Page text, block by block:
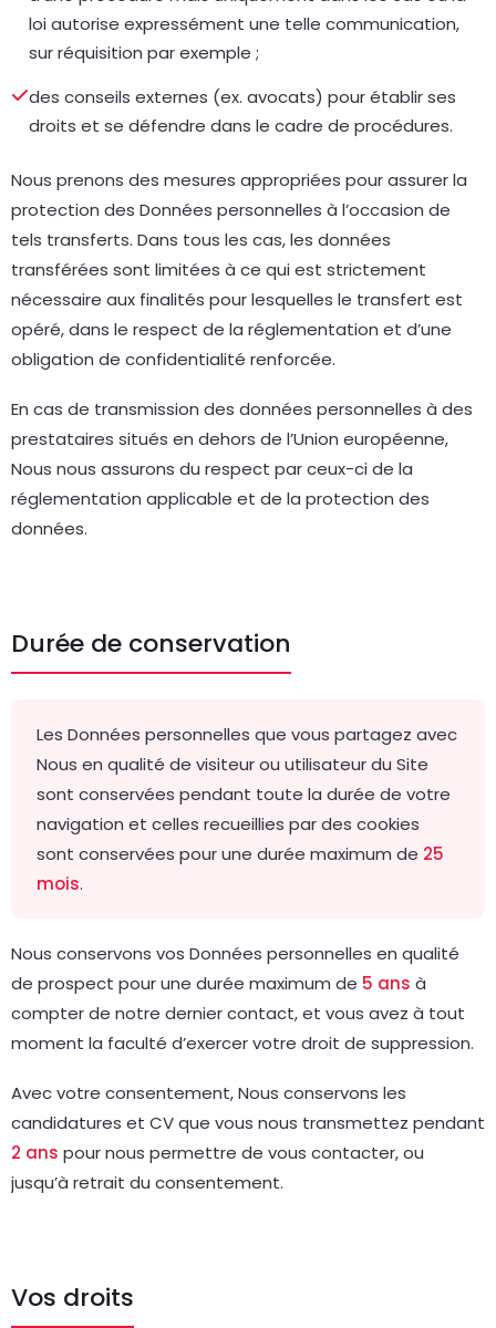
loi autorise expressément une telle communication,
sur réquisition par exemple ;
des conseils externes (ex. avocats) pour établir ses
droits et se défendre dans le cadre de procédures.
Nous prenons des mesures appropriées pour assurer la
protection des Données personnelles à l’occasion de
tels transferts. Dans tous les cas, les données
transférées sont limitées à ce qui est strictement
nécessaire aux finalités pour lesquelles le transfert est
opéré, dans le respect de la réglementation et d’une
obligation de confidentialité renforcée.
En cas de transmission des données personnelles à des
prestataires situés en dehors de l’Union européenne,
Nous nous assurons du respect par ceux-ci de la
réglementation applicable et de la protection des
données.
Durée de conservation
Les Données personnelles que vous partagez avec
Nous en qualité de visiteur ou utilisateur du Site
sont conservées pendant toute la durée de votre
navigation et celles recueillies par des cookies
sont conservées pour une durée maximum de 25
mois.
Nous conservons vos Données personnelles en qualité
de prospect pour une durée maximum de 5 ans à
compter de notre dernier contact, et vous avez à tout
moment la faculté d’exercer votre droit de suppression.
Avec votre consentement, Nous conservons les
candidatures et CV que vous nous transmettez pendant
2 ans pour nous permettre de vous contacter, ou
jusqu’à retrait du consentement.
Vos droits